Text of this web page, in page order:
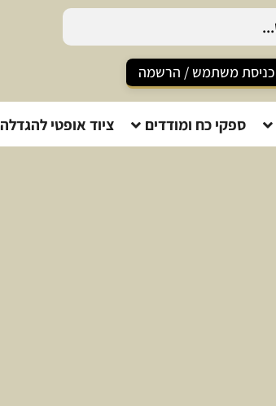
כניסת משתמש / הרשמה
ספקי כח ומודדים ציוד אופטי להגדלה